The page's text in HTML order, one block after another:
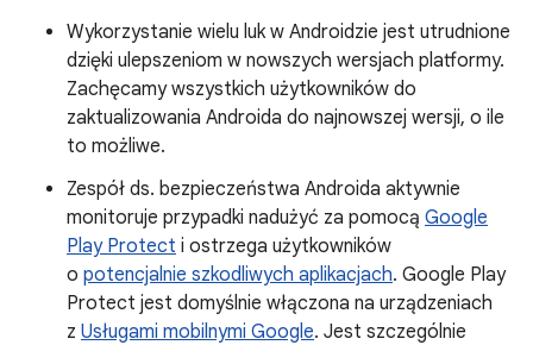
Wykorzystanie wielu luk w Androidzie jest utrudnione
dzięki ulepszeniom w nowszych wersjach platformy.
Zachęcamy wszystkich użytkowników do
zaktualizowania Androida do najnowszej wersji, o ile
to możliwe.
Zespół ds. bezpieczeństwa Androida aktywnie
monitoruje przypadki nadużyć za pomocą Google
Play Protect i ostrzega użytkowników
o potencjalnie szkodliwych aplikacjach. Google Play
Protect jest domyślnie włączona na urządzeniach
z Usługami mobilnymi Google. Jest szczególnie